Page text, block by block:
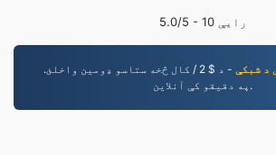
5.0/5 - 10 رایې
د شبکې
- د $ 2 / کال څخه ستاسو ډومین واخلئ.
په دقیقو کې آنلاین.